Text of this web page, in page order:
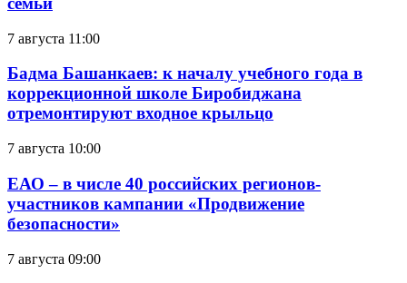
7 августа 11:00
Бадма Башанкаев: к началу учебного года в
коррекционной школе Биробиджана
отремонтируют входное крыльцо
7 августа 10:00
ЕАО – в числе 40 российских регионов-
участников кампании «Продвижение
безопасности»
7 августа 09:00